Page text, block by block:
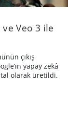
Veo 3 ile
çıkış
yapay zekâ
olarak üretildi.